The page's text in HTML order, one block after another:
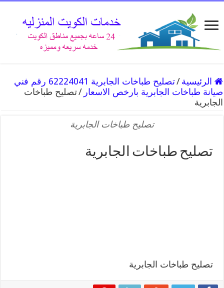
الرئيسية /
تصليح طباخات الجابرية 62224041 رقم فني
صيانة طباخات الجابرية بارخص الاسعار /تصليح طباخات
الجابرية
تصليح طباخات الجابرية
تصليح طباخات الجابرية
تصليح طباخات الجابرية